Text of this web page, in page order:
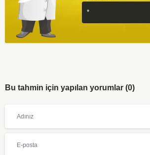
Bu tahmin için yapılan yorumlar (0)